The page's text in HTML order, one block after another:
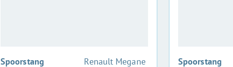
Spoorstang :Renault Megane Spoorstang